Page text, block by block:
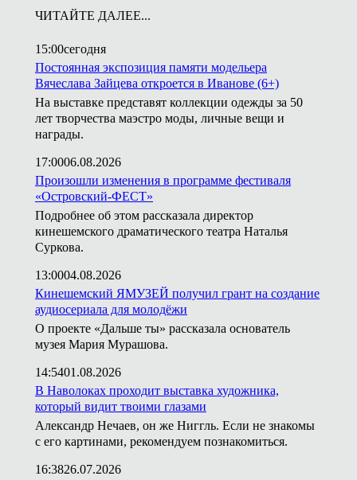
ЧИТАЙТЕ ДАЛЕЕ...
15:00сегодня
Постоянная экспозиция памяти модельера
Вячеслава Зайцева откроется в Иванове (6+)
На выставке представят коллекции одежды за 50
лет творчества маэстро моды, личные вещи и
награды.
17:0006.08.2026
Произошли изменения в программе фестиваля
«Островский-ФЕСТ»
Подробнее об этом рассказала директор
кинешемского драматического театра Наталья
Суркова.
13:0004.08.2026
Кинешемский ЯМУЗЕЙ получил грант на создание
аудиосериала для молодёжи
О проекте «Дальше ты» рассказала основатель
музея Мария Мурашова.
14:5401.08.2026
В Наволоках проходит выставка художника,
который видит твоими глазами
Александр Нечаев, он же Ниггль. Если не знакомы
с его картинами, рекомендуем познакомиться.
16:3826.07.2026